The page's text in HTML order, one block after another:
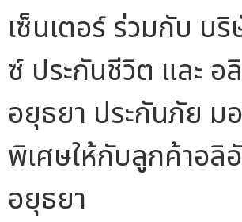
เซ็นเตอร์ ร่วมกับ บ
ซ์ ประกันชีวิต และ อ
อยุธยา ประกันภัย ม
พิเศษให้กับลูกค้าอลิ
อยุธยา